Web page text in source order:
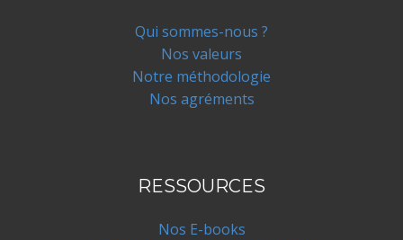
Qui sommes-nous ?
Nos valeurs
Notre méthodologie
Nos agréments
RESSOURCES
Nos E-books